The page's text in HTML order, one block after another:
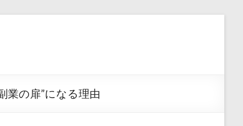
業の扉”になる理由